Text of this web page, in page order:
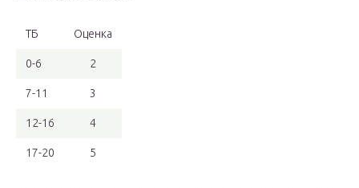
ТБ Оценка
0-6 2
7-11 3
12-16 4
17-20 5